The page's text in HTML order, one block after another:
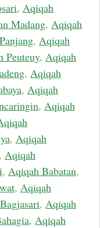
, Aqiqah
Madang, Aqiqah
, Aqiqah
Peuteuy, Aqiqah
, Aqiqah
, Aqiqah
, Aqiqah
, Aqiqah
Aqiqah
, Aqiqah Babatan,
, Aqiqah
, Aqiqah
, Aqiqah